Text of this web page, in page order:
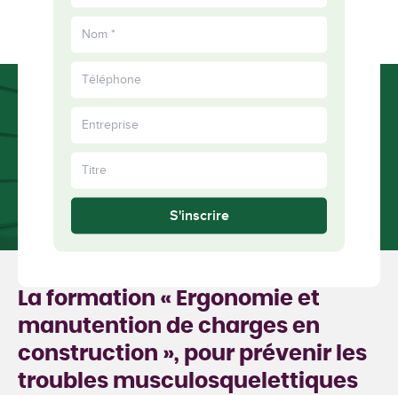
S'inscrire
Plus experts
ensemble
La formation « Ergonomie et
manutention de charges en
construction », pour prévenir les
troubles musculosquelettiques